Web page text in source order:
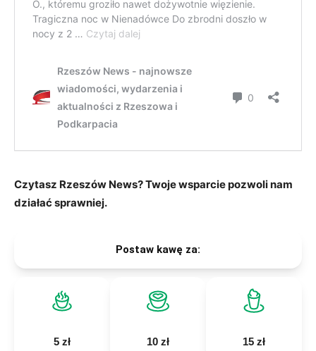
Czytasz Rzeszów News? Twoje wsparcie pozwoli nam
działać sprawniej.
Postaw kawę za:
5 zł 10 zł 15 zł